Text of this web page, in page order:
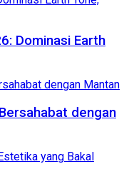
Dominasi Earth
dengan